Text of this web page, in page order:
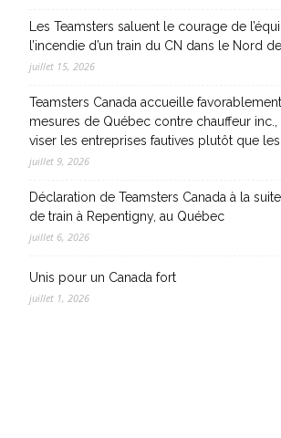
Les Teamsters saluent le courage de
l’incendie d’un train du CN dans le Nord
juillet 15, 2026
Teamsters Canada accueille
mesures de Québec contre chauffeur
viser les entreprises fautives plutôt que
juillet 9, 2026
Déclaration de Teamsters Canada à la
de train à Repentigny, au Québec
juillet 6, 2026
Unis pour un Canada fort
juillet 1, 2026